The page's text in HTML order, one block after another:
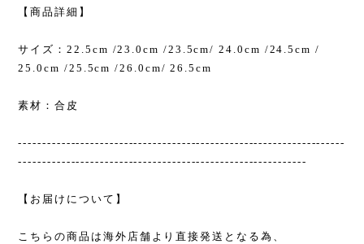
【商品詳細】
サイズ：22.5cm /23.0cm /23.5cm/ 24.0cm /24.5cm /
25.0cm /25.5cm /26.0cm/ 26.5cm
素材：合皮
--------------------------------------------------------------------
------------------------------------------------------------
【お届けについて】
こちらの商品は海外店舗より直接発送となる為、